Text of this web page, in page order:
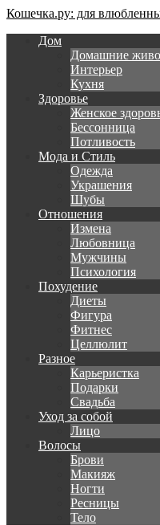
Кошечка.ру: для
Дом
Домашние
Интерьер
Кухня
Здоровье
Женское
Бессонница
Потливость
Мода и Стиль
Одежда
Украшения
Шубы
Отношения
Измена
Любовница
Мужчины
Психология
Похудение
Диеты
Фигура
Фитнес
Целлюлит
Разное
Карьеристка
Подарки
Свадьба
Уход за собой
Лицо
Волосы
Брови
Макияж
Ногти
Ресницы
Тело